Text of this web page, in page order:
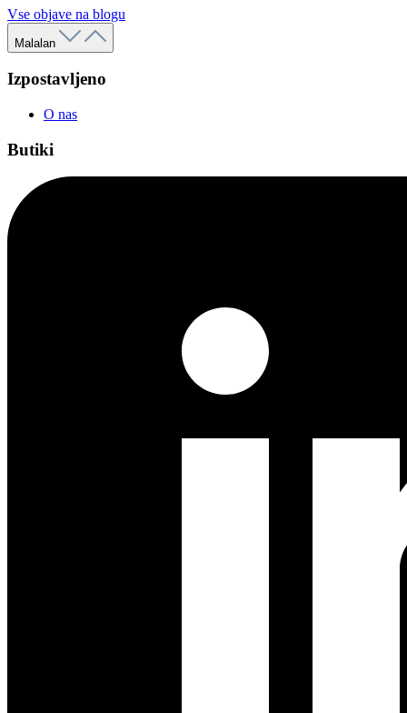
Vse objave na blogu
Malalan
Izpostavljeno
O nas
Butiki